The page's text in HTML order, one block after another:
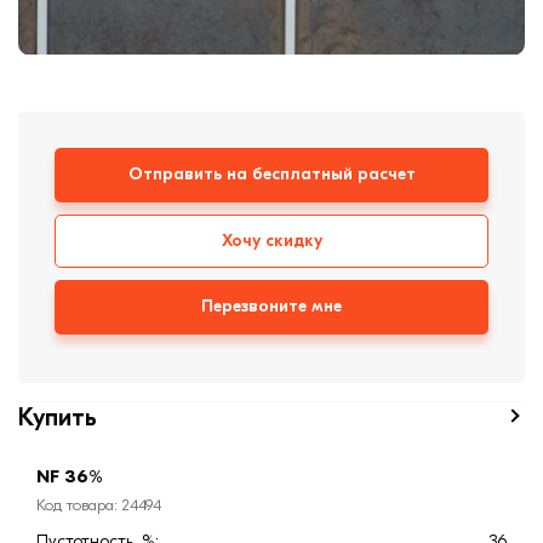
Кирпич ручной
Клинкерная плитка
Строительные
смеси
Отправить на бесплатный расчет
Хочу скидку
Перезвоните мне
Купить
NF 36%
Код товара: 24494